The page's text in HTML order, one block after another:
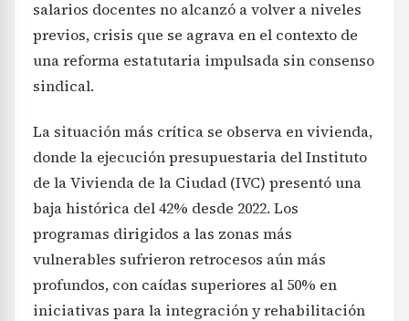
salarios docentes no alcanzó a volver a niveles
previos, crisis que se agrava en el contexto de
una reforma estatutaria impulsada sin consenso
sindical.
La situación más crítica se observa en vivienda,
donde la ejecución presupuestaria del Instituto
de la Vivienda de la Ciudad (IVC) presentó una
baja histórica del 42% desde 2022. Los
programas dirigidos a las zonas más
vulnerables sufrieron retrocesos aún más
profundos, con caídas superiores al 50% en
iniciativas para la integración y rehabilitación